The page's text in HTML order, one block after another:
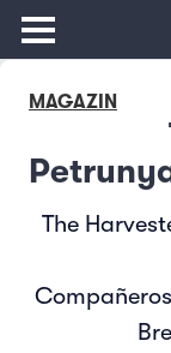
MAGAZIN
The